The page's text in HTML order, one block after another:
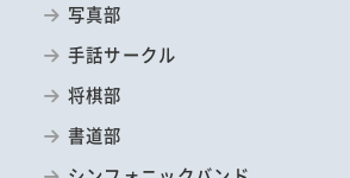
写真部
手話サークル
将棋部
書道部